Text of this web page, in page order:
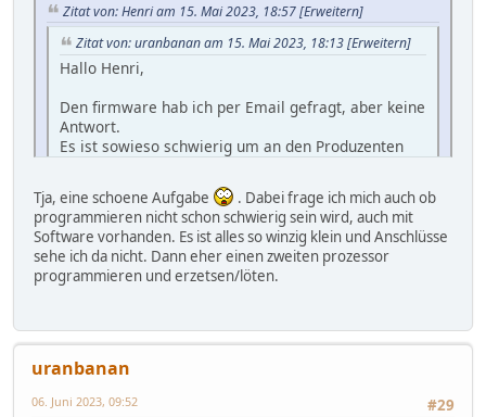
Zitat von: Henri am 15. Mai 2023, 18:57[Erweitern]
Zitat von: uranbanan am 15. Mai 2023, 18:13[Erweitern]
Hallo Henri,
Den firmware hab ich per Email gefragt, aber keine
Antwort.
Es ist sowieso schwierig um an den Produzenten
Wenn es gelingen wurde un den Software zu
aendern... Kalibrationfaktor, Click pro Puls, CPM
Angabe, Puls-Bar...
Es ist so wunderbar klein, und waere zu viel mehr
Viele Grüsse,
Andre
Nee, die Firmware werden die nicht rausrücken. Die
müsstest Du komplett selber schreiben
Tja, eine schoene Aufgabe
. Dabei frage ich mich auch ob
programmieren nicht schon schwierig sein wird, auch mit
Software vorhanden. Es ist alles so winzig klein und Anschlüsse
sehe ich da nicht. Dann eher einen zweiten prozessor
programmieren und erzetsen/löten.
uranbanan
#29
06. Juni 2023, 09:52